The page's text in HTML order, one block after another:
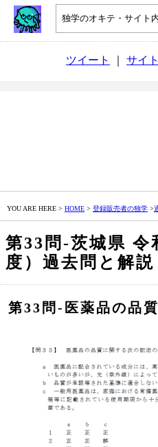
ツイート サイ
YOU ARE HERE > HOME > 登録販売者の独学 >
第33問‐茨城県 令
度）過去問と解説
第33問‐医薬品の品質